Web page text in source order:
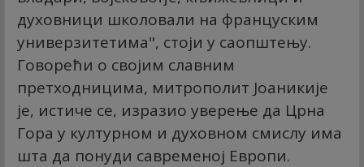
духовници школовали на француским
универзитетима", стоји у саопштењу.
Говорећи о својим славним
претходницима, митрополит Јоаникије
је, истиче се, изразио уверење да Црна
Гора у културном и духовном смислу има
шта да понуди савременој Европи.